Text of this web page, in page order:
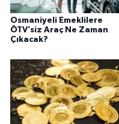
Osmaniyeli Emeklilere
ÖTV’siz Araç Ne Zaman
Çıkacak?